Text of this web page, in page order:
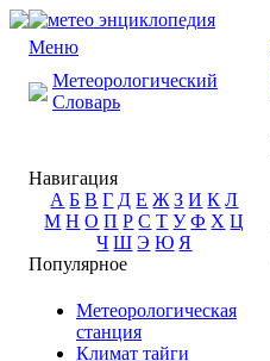
Меню
Метеорологический
Словарь
Навигация
А Б В Г Д Е Ж З И К Л
М Н О П Р С Т У Ф Х Ц
Ч Ш Э Ю Я
Популярное
Метеорологическая
станция
Климат тайги